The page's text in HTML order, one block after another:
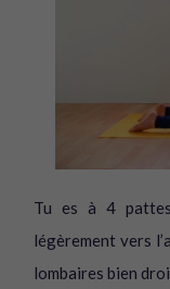
Tu es à 4
légèrement vers
lombaires bien